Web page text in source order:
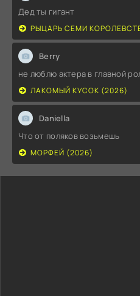
Дед ты гигант
РЫЦАРЬ СЕМИ
Berry
не люблю актера в главной
ЛАКОМЫЙ КУСОК (2026)
Daniella
Что от поляков возьмешь
МОРФЕЙ (2026)